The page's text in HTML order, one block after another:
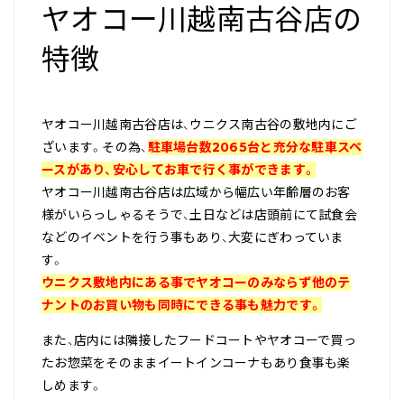
ヤオコー川越南古谷店の
特徴
ヤオコー川越南古谷店は、ウニクス南古谷の敷地内にご
ざいます。その為、駐車場台数2065台と充分な駐車スペ
ースがあり、安心してお車で行く事ができます。
ヤオコー川越南古谷店は広域から幅広い年齢層のお客
様がいらっしゃるそうで、土日などは店頭前にて試食会
などのイベントを行う事もあり、大変にぎわっていま
す。
ウニクス敷地内にある事でヤオコーのみならず他のテ
ナントのお買い物も同時にできる事も魅力です。
また、店内には隣接したフードコートやヤオコーで買っ
たお惣菜をそのままイートインコーナもあり食事も楽
しめます。